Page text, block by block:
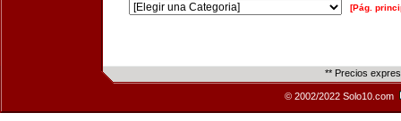
[Pág.
** Precios
© 2002/2022 Solo10.com